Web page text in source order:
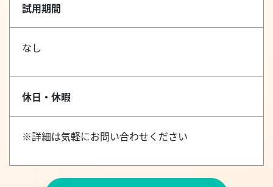
試用期間
なし
休日・休暇
※詳細は気軽にお問い合わせください